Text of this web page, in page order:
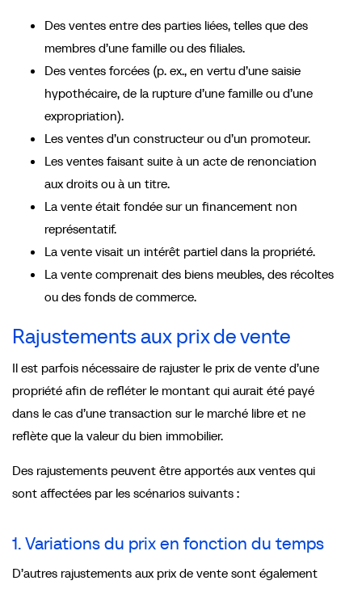
Des ventes entre des parties liées, telles que des
membres d’une famille ou des filiales.
Des ventes forcées (p. ex., en vertu d’une saisie
hypothécaire, de la rupture d’une famille ou d’une
expropriation).
Les ventes d’un constructeur ou d’un promoteur.
Les ventes faisant suite à un acte de renonciation
aux droits ou à un titre.
La vente était fondée sur un financement non
représentatif.
La vente visait un intérêt partiel dans la propriété.
La vente comprenait des biens meubles, des récoltes
ou des fonds de commerce.
Rajustements aux prix de vente
Il est parfois nécessaire de rajuster le prix de vente d’une
propriété afin de refléter le montant qui aurait été payé
dans le cas d’une transaction sur le marché libre et ne
reflète que la valeur du bien immobilier.
Des rajustements peuvent être apportés aux ventes qui
sont affectées par les scénarios suivants :
1. Variations du prix en fonction du temps
D’autres rajustements aux prix de vente sont également